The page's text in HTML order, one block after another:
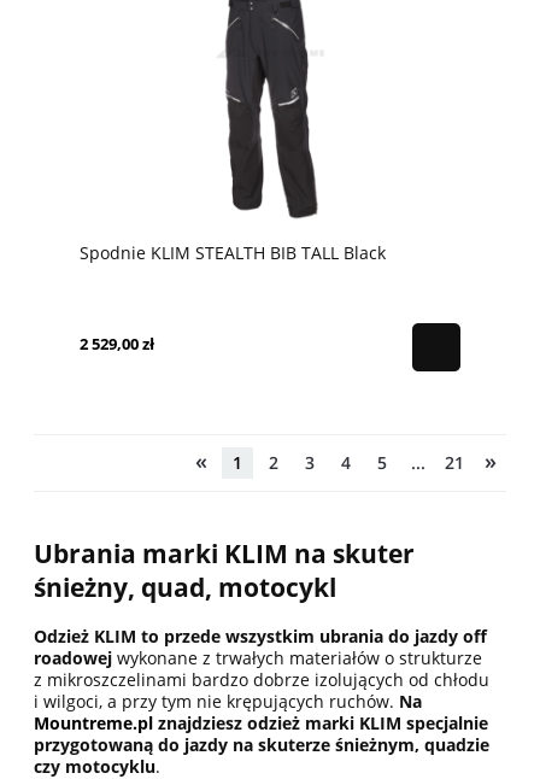
Spodnie KLIM STEALTH BIB TALL Black
2 529,00 zł
« 1 2 3 4 5 ... 21 »
Ubrania marki KLIM na skuter
śnieżny, quad, motocykl
Odzież KLIM to przede wszystkim ubrania do jazdy off
roadowej wykonane z trwałych materiałów o strukturze
z mikroszczelinami bardzo dobrze izolujących od chłodu
i wilgoci, a przy tym nie krępujących ruchów. Na
Mountreme.pl znajdziesz odzież marki KLIM specjalnie
przygotowaną do jazdy na skuterze śnieżnym, quadzie
czy motocyklu.